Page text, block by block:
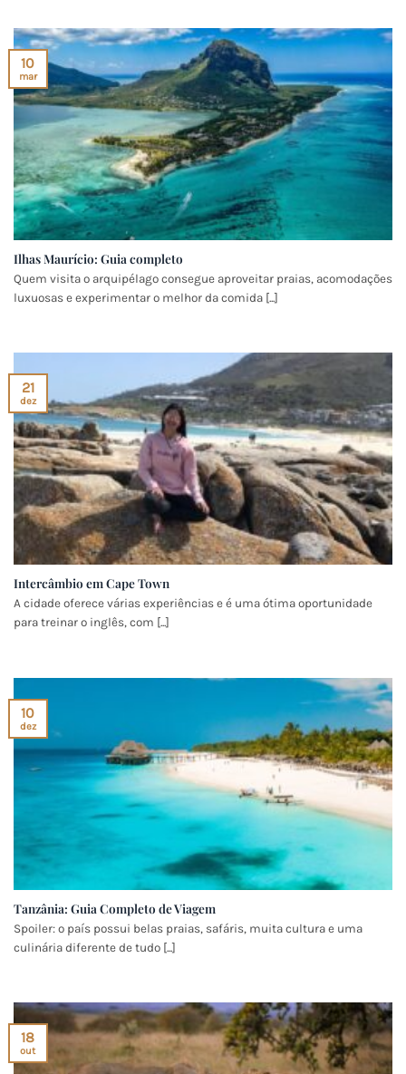
Ilhas Maurício: Guia completo
Quem visita o arquipélago consegue aproveitar praias, acomodações
luxuosas e experimentar o melhor da comida [...]
10
mar
Intercâmbio em Cape Town
A cidade oferece várias experiências e é uma ótima oportunidade
para treinar o inglês, com [...]
21
dez
Tanzânia: Guia Completo de Viagem
Spoiler: o país possui belas praias, safáris, muita cultura e uma
culinária diferente de tudo [...]
10
dez
18
out